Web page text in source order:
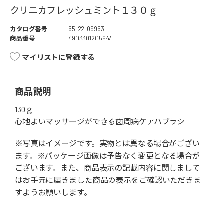
クリニカフレッシュミント１３０ｇ
カタログ番号
65-22-09963
商品番号
4903301205647
マイリストに登録する
商品説明
130ｇ
心地よいマッサージができる歯周病ケアハブラシ
※写真はイメージです。実物とは異なる場合がござい
ます。※パッケージ画像は予告なく変更となる場合が
ございます。また、商品表示の記載内容に関しまして
はお手元に届きました商品の表示をご確認いただきま
すようお願いします。